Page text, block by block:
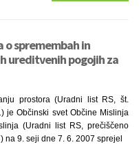
o spremembah in
ureditvenih pogojih za
prostora (Uradni list RS, št.
je Občinski svet Občine Mislinja
(Uradni list RS, prečiščeno
na 9. seji dne 7. 6. 2007 sprejel